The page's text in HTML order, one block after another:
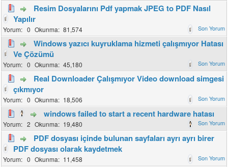
Resim Dosyalarını Pdf yapmak JPEG to PDF Nasıl
Yapılır
0 81,574
Windows yazıcı kuyruklama hizmeti çalışmıyor Hatası
Ve Çözümü
0 45,180
Real Downloader Çalışmıyor Video download simgesi
çıkmıyor
0 18,506
windows failed to start a recent hardware hatası
2 19,480
PDF dosyası içinde bulunan sayfaları ayrı ayrı birer
PDF dosyası olarak kaydetmek
0 11,458